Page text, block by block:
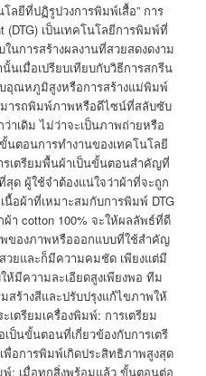
โลยีที่ปฏิรูปวงการพิมพ์เสื้อ” การ
(DTG) เป็นเทคโนโลยีการพิมพ์ที่
นการสร้างผลงานที่สวยสดงดงาม
เมื่อเปรียบเทียบกับวิธีการสกรีน
อุณหภูมิสูงหรือการสร้างแม่พิมพ์
มารถพิมพ์ภาพหรือดีไซน์ที่สลับซับ
าเดิม ไม่ว่าจะเป็นภาพถ่ายหรือ
ตอนการทำงานของเทคโนโลยี
รเตรียมพื้นผ้าเป็นขั้นตอนสำคัญที่
ด ผู้ใช้จำต้องแน่ใจว่าผ้าที่จะถูก
อผ้าที่เหมาะสมกับการพิมพ์ DTG
า cotton 100% จะให้ผลลัพธ์ที่ดี
ของภาพหรือออกแบบที่ใช้สำคัญ
วยและก็มีความคมชัด เพียงแต่มี
มีความละเอียดสูงเพียงพอ ทีม
สร้างสีและปรับปรุงแก้ไขภาพให้
ตรียมเครื่องพิมพ์: การเตรียม
เป็นขั้นตอนที่เกี่ยวข้องกับการเตรี
อการพิมพ์เกิดประสิทธิภาพสูงสุด
เมื่อทุกสิ่งพร้อมแล้ว ขั้นตอนต่อ